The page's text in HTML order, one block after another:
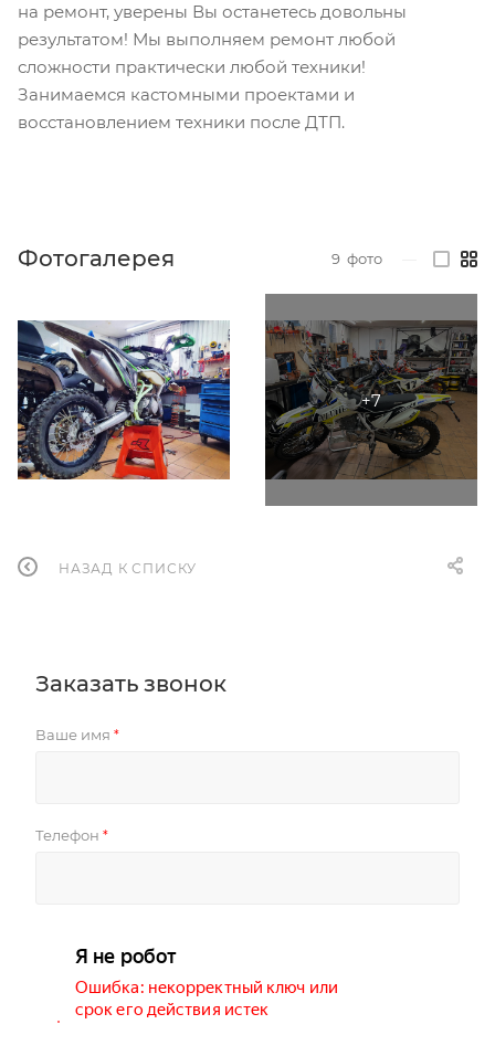
на ремонт, уверены Вы останетесь довольны
результатом! Мы выполняем ремонт любой
сложности практически любой техники!
Занимаемся кастомными проектами и
восстановлением техники после ДТП.
Фотогалерея 9 фото
НАЗАД К СПИСКУ
Заказать звонок
Ваше имя *
Телефон *